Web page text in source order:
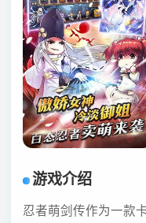
游戏介绍
忍者萌剑传作为一款